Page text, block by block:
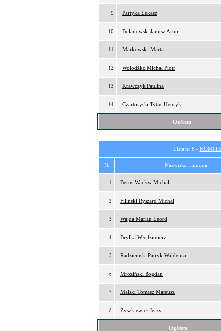
9 Partyka Łukasz
10 Bolanowski Janusz Artur
11 Markowska Marta
12 Wołodźko Michał Piotr
13 Krawczyk Paulina
14 Czartoryski Tytus Henryk
Ogółem
Lista nr 6 -
Nr Nazwisko i imiona
1 Berus Wacław Michał
2 Filiński Ryszard Michał
3 Wajda Marian Leord
4 Bryłka Włodzimierz
5 Radziemski Patryk Waldemar
6 Mroziński Bogdan
7 Malski Tomasz Mateusz
8 Żyszkiewicz Jerzy
Ogółem